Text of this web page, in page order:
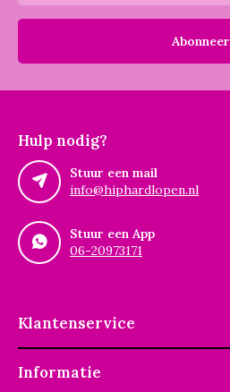
Abonneer
Hulp nodig?
Stuur een mail
info@hiphardlopen.nl
Stuur een App
06-20973171
Klantenservice
Informatie